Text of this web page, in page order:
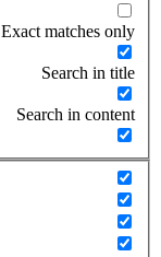
Exact matches only
Search in title
Search in content